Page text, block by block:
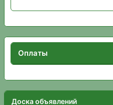
Оплаты
Доска объявлений